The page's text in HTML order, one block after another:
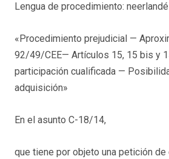
Lengua de procedimiento:
«Procedimiento prejudicial —
92/49/CEE— Artículos 15, 15 bis y
participación cualificada —
adquisición»
En el asunto C-18/14,
que tiene por objeto una petición